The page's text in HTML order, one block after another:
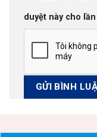
duyệt này cho